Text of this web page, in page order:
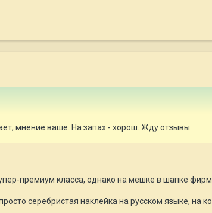
мнение ваше. На запах - хорош. Жду отзывы.
премиум класса, однако на мешке в шапке
серебристая наклейка на русском языке, на